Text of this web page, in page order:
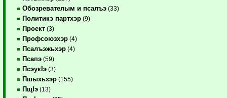
Обозревателым и псалъэ (33)
Политикэ партхэр (9)
Проект (3)
Профсоюзхэр (4)
Псалъэжьхэр (4)
Псапэ (59)
ПсэукIэ (3)
Пшыхьхэр (155)
ПщIэ (13)